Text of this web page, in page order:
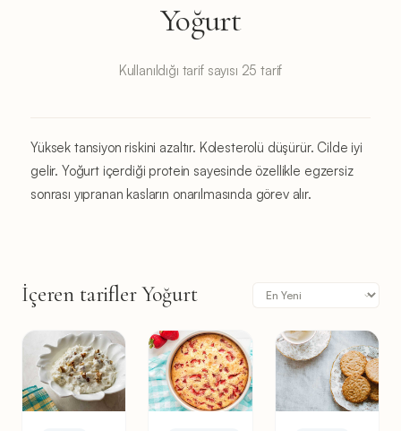
Yoğurt
Kullanıldığı tarif sayısı 25 tarif
Yüksek tansiyon riskini azaltır. Kolesterolü düşürür. Cilde iyi
gelir. Yoğurt içerdiği protein sayesinde özellikle egzersiz
sonrası yıpranan kasların onarılmasında görev alır.
İçeren tarifler Yoğurt